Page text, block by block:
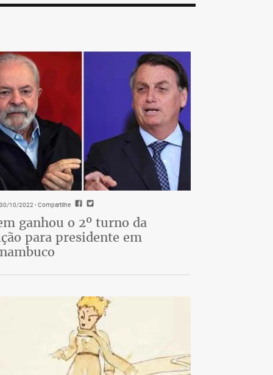
10/2022- Compartilhe
ganhou o 2º turno da
para presidente em